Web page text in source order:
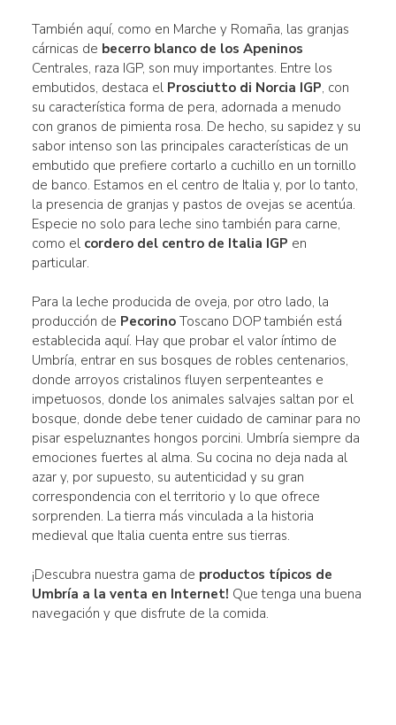
También aquí, como en Marche y Romaña, las granjas
cárnicas de becerro blanco de los Apeninos
Centrales, raza IGP, son muy importantes. Entre los
embutidos, destaca el Prosciutto di Norcia IGP, con
su característica forma de pera, adornada a menudo
con granos de pimienta rosa. De hecho, su sapidez y su
sabor intenso son las principales características de un
embutido que prefiere cortarlo a cuchillo en un tornillo
de banco. Estamos en el centro de Italia y, por lo tanto,
la presencia de granjas y pastos de ovejas se acentúa.
Especie no solo para leche sino también para carne,
como el cordero del centro de Italia IGP en
particular.
Para la leche producida de oveja, por otro lado, la
producción de PecorinoToscano DOP también está
establecida aquí. Hay que probar el valor íntimo de
Umbría, entrar en sus bosques de robles centenarios,
donde arroyos cristalinos fluyen serpenteantes e
impetuosos, donde los animales salvajes saltan por el
bosque, donde debe tener cuidado de caminar para no
pisar espeluznantes hongos porcini. Umbría siempre da
emociones fuertes al alma. Su cocina no deja nada al
azar y, por supuesto, su autenticidad y su gran
correspondencia con el territorio y lo que ofrece
sorprenden. La tierra más vinculada a la historia
medieval que Italia cuenta entre sus tierras.
¡Descubra nuestra gama de productos típicos de
Umbría a la venta en Internet! Que tenga una buena
navegación y que disfrute de la comida.